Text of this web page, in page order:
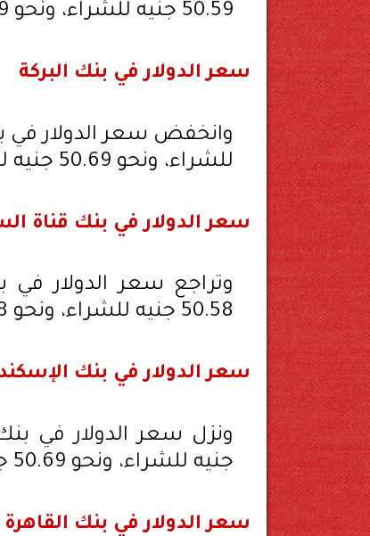
50.59 جنيه للشراء، ونحو 50.69 جنيه للبيع.
سعر الدولار في بنك البركة
للشراء، ونحو 50.69 جنيه للبيع.
سعر الدولار في بنك قناة
وتراجع سعر الدولار
50.58 جنيه للشراء، ونحو 50.68 جنيه للبيع.
سعر الدولار في بنك
جنيه للشراء، ونحو 50.69 جنيه للبيع.
سعر الدولار في بنك القاهرة